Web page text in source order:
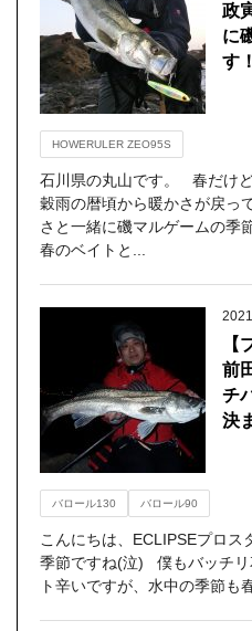
政
に
す
HOWERULER ZEO95S
石川県の丸山です。 春だけ
穀雨の暦頃から暖かさが戻っ
さと一緒に磯マルゲームの季
春のベイトと...
【
前
チ
決
バロール130 バロール90
こんにちは、ECLIPSEプロ
季節ですね(泣) 僕もバッチリ
ト辛いですが、水中の季節も